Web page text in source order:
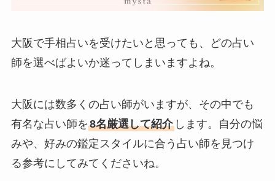
大阪で手相占いを受けたいと思っても、どの占い
師を選べばよいか迷ってしまいますよね。
大阪には数多くの占い師がいますが、その中でも
有名な占い師を8名厳選して紹介します。自分の悩
みや、好みの鑑定スタイルに合う占い師を見つけ
る参考にしてみてくださいね。